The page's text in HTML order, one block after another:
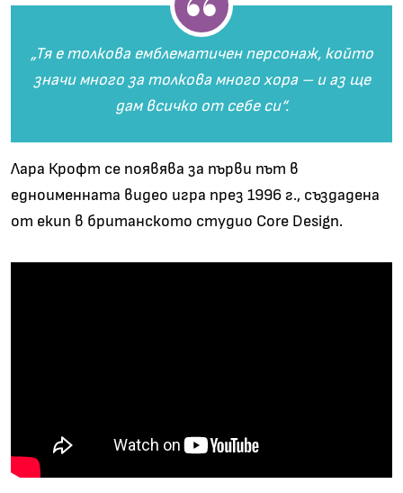
„Тя е толкова емблематичен персонаж, който
значи много за толкова много хора – и аз ще
дам всичко от себе си“.
Лара Крофт се появява за първи път в
едноименната видео игра през 1996 г., създадена
от екип в британското студио Core Design.